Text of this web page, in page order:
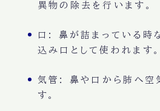
異物の除去 を行います。
口 : 鼻が詰まっている時な
込み口 として使われます。
気管 : 鼻や口から肺へ空
す。